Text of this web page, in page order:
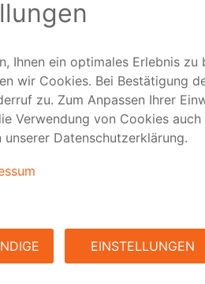
Lexikon
Fachbegriffe und Definitionen aus
dem Druck ganz einfach und knapp
erläutert.